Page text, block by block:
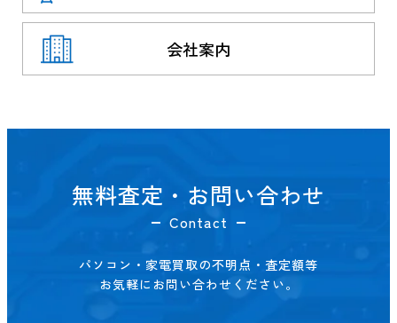
会社案内
無料査定・お問い合わせ
Contact
パソコン・家電買取の不明点・査定額等
お気軽にお問い合わせください。